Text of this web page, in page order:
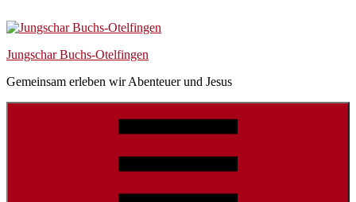
to
to
to
Jungschar Buchs-Otelfingen
Gemeinsam erleben wir Abenteuer und Jesus